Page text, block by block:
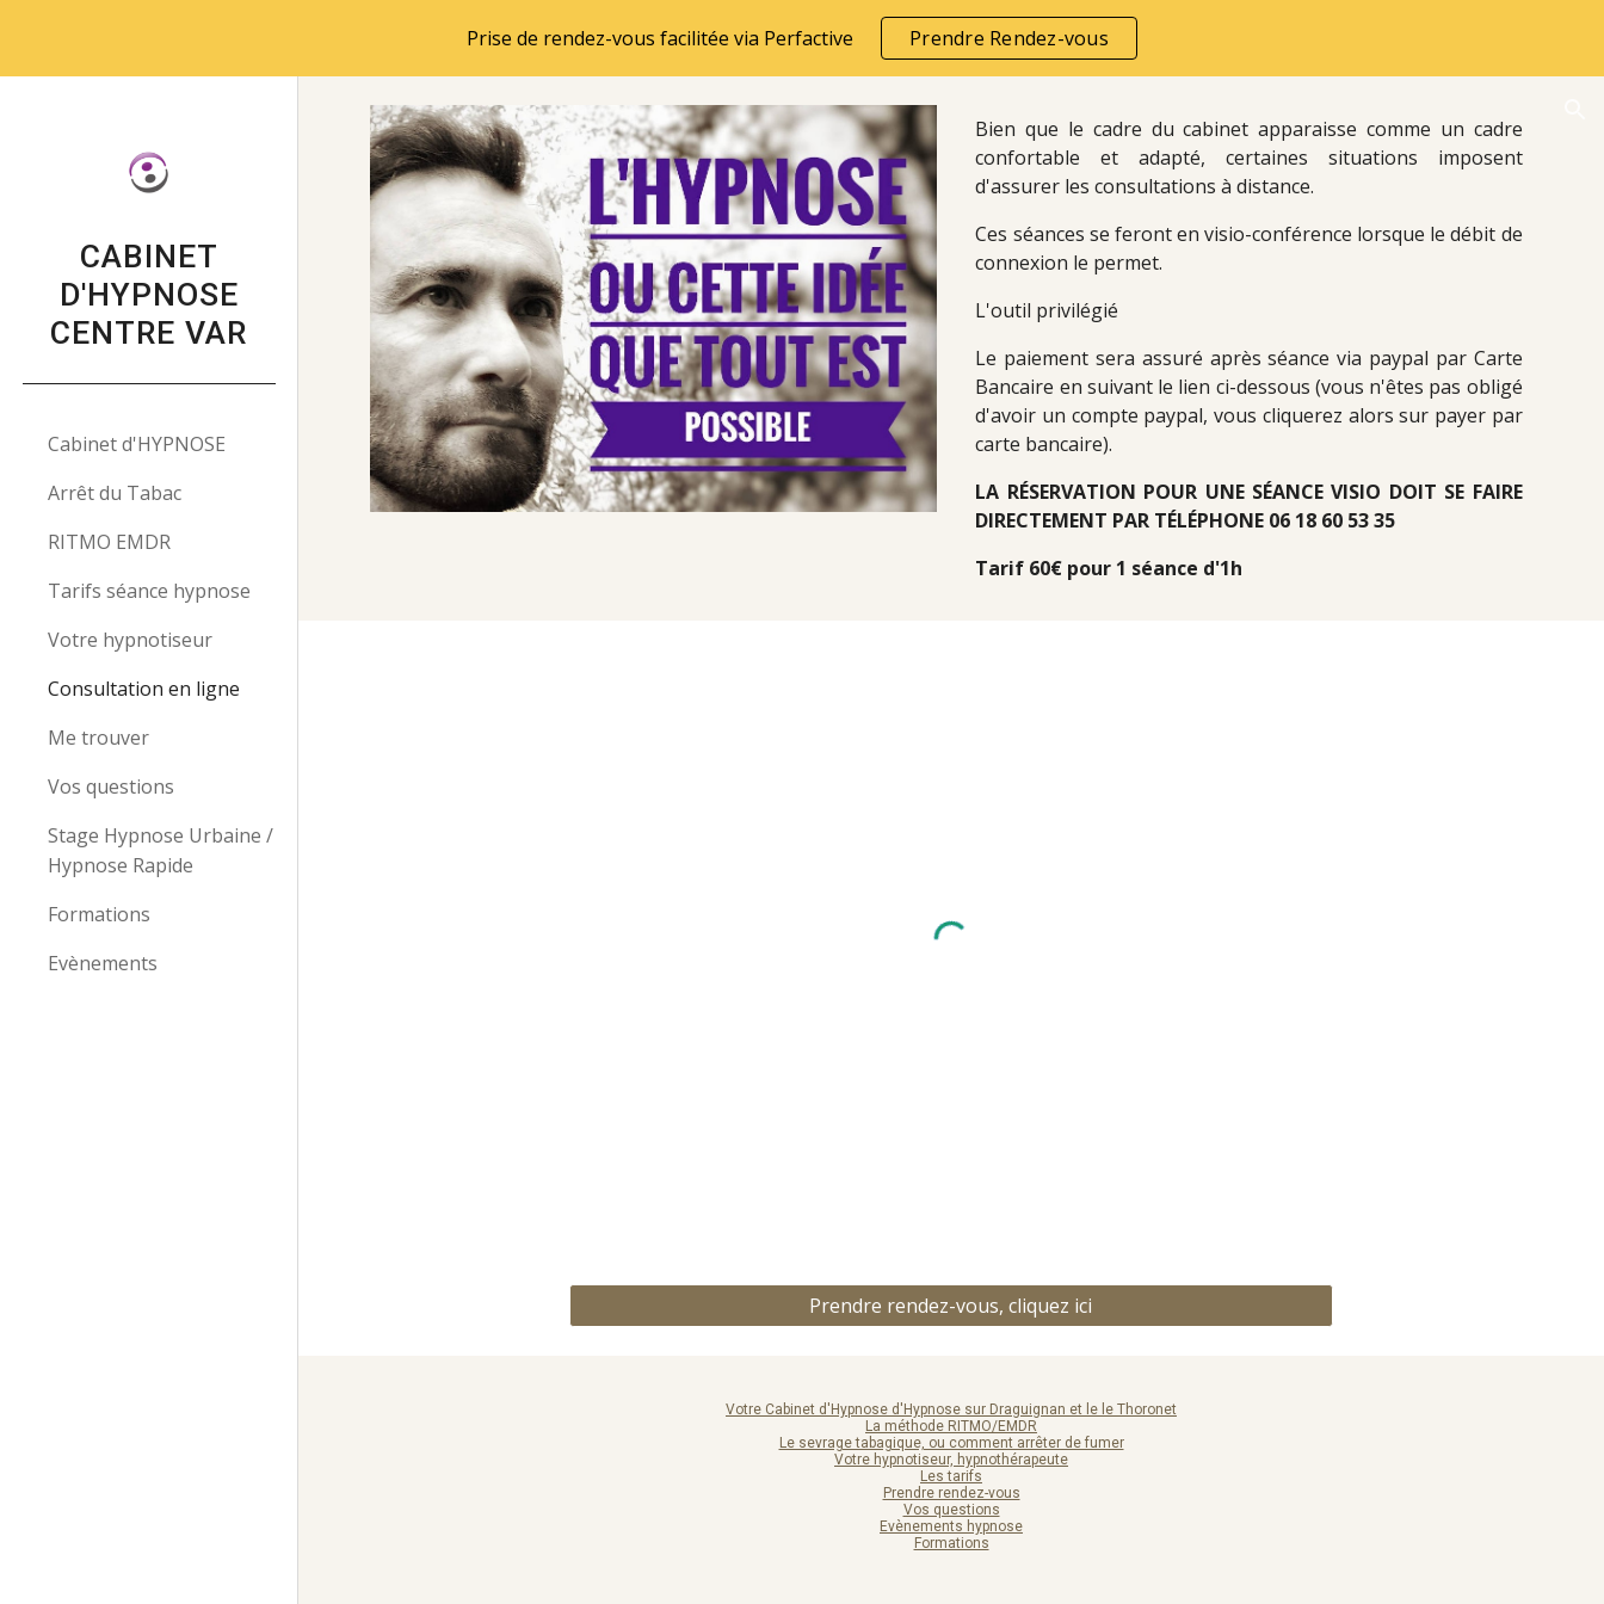
Skip to main content Skip to navigation
Prise de rendez-vous facilitée via Perfactive Prendre Rendez-vous
CABINET
D'HYPNOSE
CENTRE VAR
Cabinet d'HYPNOSE
Arrêt du Tabac
RITMO EMDR
Tarifs séance hypnose
Votre hypnotiseur
Consultation en ligne
Me trouver
Vos questions
Stage Hypnose Urbaine /
Hypnose Rapide
Formations
Evènements
Bien que le cadre du cabinet apparaisse comme un cadre
confortable et adapté, certaines situations imposent
d'assurer les consultations à distance.
Ces séances se feront en visio-conférence lorsque le débit de
connexion le permet.
L'outil privilégié
Le paiement sera assuré après séance via paypal par Carte
Bancaire en suivant le lien ci-dessous (vous n'êtes pas obligé
d'avoir un compte paypal, vous cliquerez alors sur payer par
carte bancaire).
LA RÉSERVATION POUR UNE SÉANCE VISIO DOIT SE FAIRE
DIRECTEMENT PAR TÉLÉPHONE 06 18 60 53 35
Tarif 60€ pour 1 séance d'1h
Prendre rendez-vous, cliquez ici
Votre Cabinet d'Hypnose d'Hypnose sur Draguignan et le le Thoronet
La méthode RITMO/EMDR
Le sevrage tabagique, ou comment arrêter de fumer
Votre hypnotiseur, hypnothérapeute
Les tarifs
Prendre rendez-vous
Vos questions
Evènements hypnose
Formations